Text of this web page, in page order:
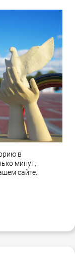
в
минут,
сайте.